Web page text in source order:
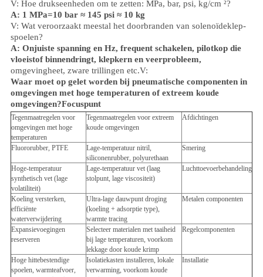
V: Hoe drukseenheden om te zetten: MPa, bar, psi, kg/cm ²?
A: 1 MPa=10 bar ≈ 145 psi ≈ 10 kg
V: Wat veroorzaakt meestal het doorbranden van solenoïdeklep-
spoelen?
A: Onjuiste spanning en Hz, frequent schakelen, pilotkop die
vloeistof binnendringt, klepkern en veerprobleem,
omgevingheet, zware trillingen etc.V:
Waar moet op gelet worden bij pneumatische componenten in
omgevingen met hoge temperaturen of extreem koude
omgevingen?Focuspunt
Tegenmaatregelen voor
omgevingen met hoge
temperaturen
Tegenmaatregelen voor extreem
koude omgevingen
Afdichtingen
Fluororubber, PTFE
Lage-temperatuur nitril,
siliconenrubber, polyurethaan
Smering
Hoge-temperatuur
synthetisch vet (lage
volatiliteit)
Lage-temperatuur vet (laag
stolpunt, lage viscositeit)
Luchttoevoerbehandeling
Koeling versterken,
efficiënte
waterverwijdering
Ultra-lage dauwpunt droging
(koeling + adsorptie type),
warmte tracing
Metalen componenten
Expansievoegingen
reserveren
Selecteer materialen met taaiheid
bij lage temperaturen, voorkom
lekkage door koude krimp
Regelcomponenten
Hoge hittebestendige
spoelen, warmteafvoer,
Isolatiekasten installeren, lokale
verwarming, voorkom koude
Installatie